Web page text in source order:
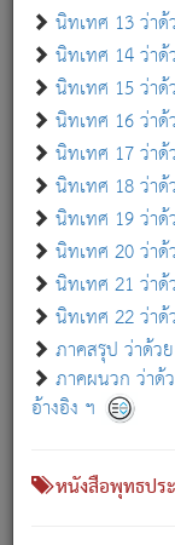
นิทเทศ 13 ว่า
นิทเทศ 14 ว่า
นิทเทศ 15 ว่า
นิทเทศ 16 ว่าด้
นิทเทศ 17 ว่า
นิทเทศ 18 ว่า
นิทเทศ 19 ว่า
นิทเทศ 20 ว่า
นิทเทศ 21 ว่า
นิทเทศ 22 ว่าด้
ภาคสรุป ว่าด้ว
ภาคผนวก ว่าด้
อ้างอิง ฯ
หนังสือพุทธปร
เกี่ยวกับธรรมโฆษณ์
แม้ระบบ "ธรรมโฆษ
ผู้ศึกษาก็พึงตรวจสอ
ก่อนนำข้อมูลไปใช้ใน
เกี่ยวกับอัตถจารี|
หนังสือที่เกี่ยวข้อง